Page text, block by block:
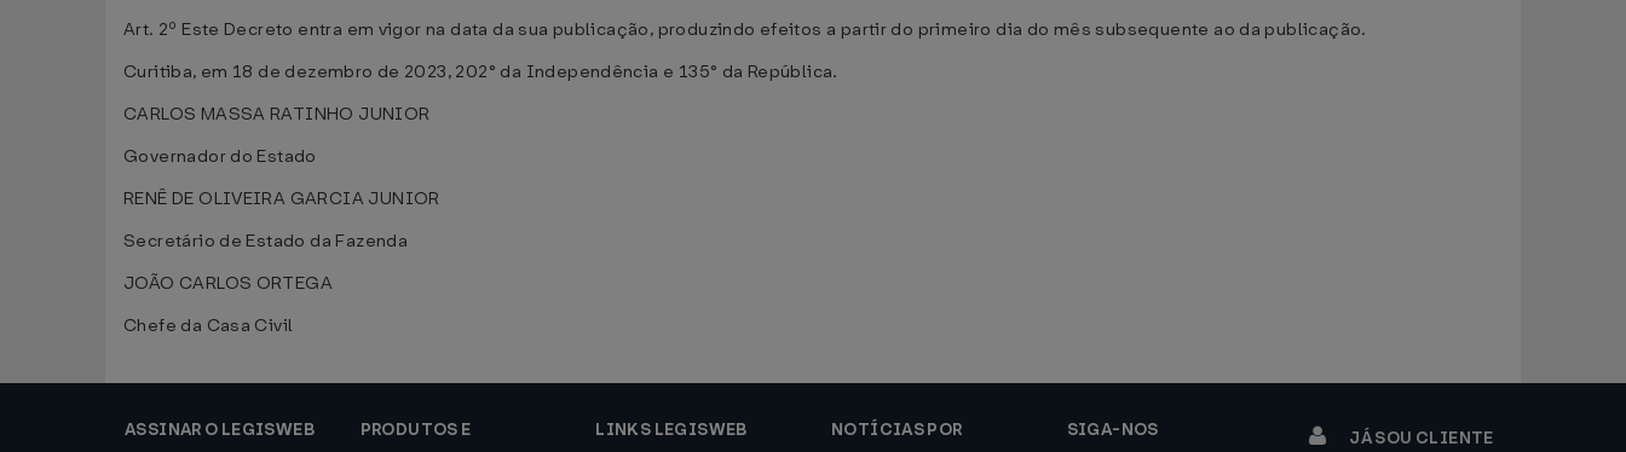
Art. 2º Este Decreto entra em vigor na data da sua publicação, produzindo efeitos a partir do primeiro dia do mês subsequente ao da publicação.
Curitiba, em 18 de dezembro de 2023, 202° da Independência e 135° da República.
CARLOS MASSA RATINHO JUNIOR
Governador do Estado
RENÊ DE OLIVEIRA GARCIA JUNIOR
Secretário de Estado da Fazenda
JOÃO CARLOS ORTEGA
Chefe da Casa Civil
ASSINAR O LEGISWEB PRODUTOS E LINKS LEGISWEB NOTÍCIAS POR SIGA-NOS JÁ SOU CLIENTE